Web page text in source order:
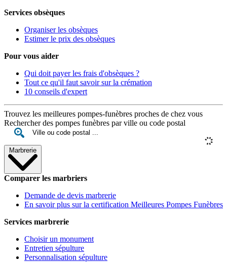
Services obsèques
Organiser les obsèques
Estimer le prix des obsèques
Pour vous aider
Qui doit payer les frais d'obsèques ?
Tout ce qu'il faut savoir sur la crémation
10 conseils d'expert
Trouvez les meilleures pompes-funèbres proches de chez vous
Rechercher des pompes funèbres par ville ou code postal
Marbrerie
Comparer les marbriers
Demande de devis marbrerie
En savoir plus sur la certification Meilleures Pompes Funèbres
Services marbrerie
Choisir un monument
Entretien sépulture
Personnalisation sépulture